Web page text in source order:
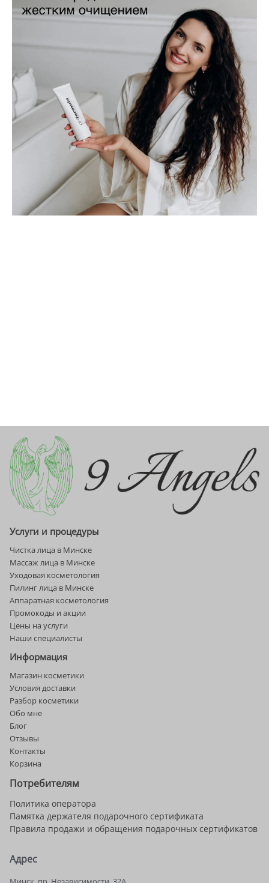
Услуги и процедуры
Чистка лица в Минске
Массаж лица в Минске
Уходовая косметология
Пилинг лица в Минске
Аппаратная косметология
Промокоды и акции
Цены на услуги
Наши специалисты
Информация
Магазин косметики
Условия доставки
Разбор косметики
Обо мне
Блог
Отзывы
Контакты
Корзина
Потребителям
Политика оператора
Памятка держателя подарочного сертификата
Правила продажи и обращения подарочных сертификатов
Адрес